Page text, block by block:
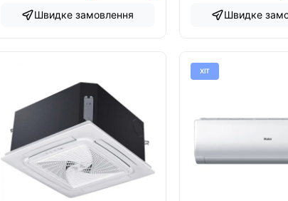
Швидке замовлення Швидке
ХІТ